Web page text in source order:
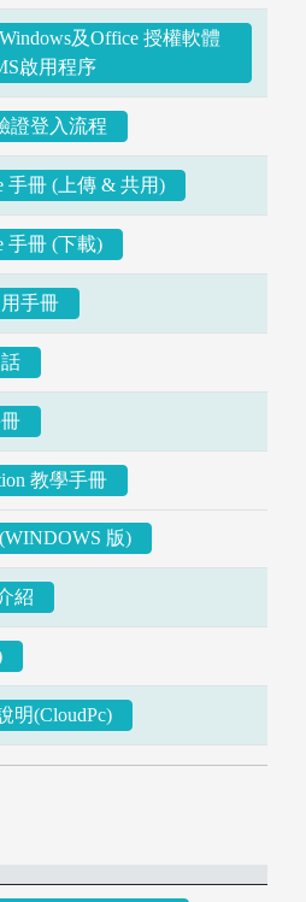
及Office 授權軟體
啟用程序
證登入流程
手冊 (上傳 & 共用)
手冊 (下載)
用手冊
教學手冊
版)
紹
明(CloudPc)